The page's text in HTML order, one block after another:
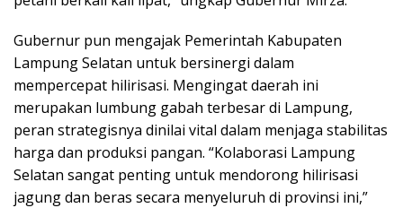
Gubernur pun mengajak Pemerintah Kabupaten
Lampung Selatan untuk bersinergi dalam
mempercepat hilirisasi. Mengingat daerah ini
merupakan lumbung gabah terbesar di Lampung,
peran strategisnya dinilai vital dalam menjaga stabilitas
harga dan produksi pangan. “Kolaborasi Lampung
Selatan sangat penting untuk mendorong hilirisasi
jagung dan beras secara menyeluruh di provinsi ini,”